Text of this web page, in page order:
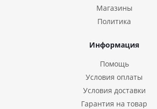
Магазины
Политика
Информация
Помощь
Условия оплаты
Условия доставки
Гарантия на товар